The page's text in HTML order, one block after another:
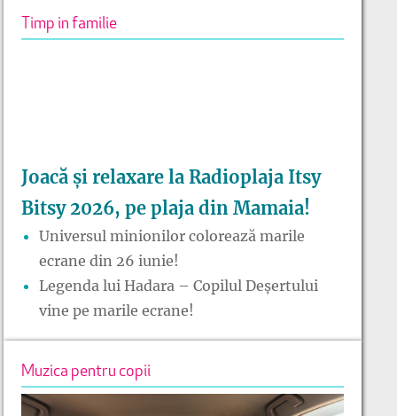
Timp in familie
Joacă și relaxare la Radioplaja Itsy
Bitsy 2026, pe plaja din Mamaia!
Universul minionilor colorează marile
ecrane din 26 iunie!
Legenda lui Hadara – Copilul Deșertului
vine pe marile ecrane!
Muzica pentru copii